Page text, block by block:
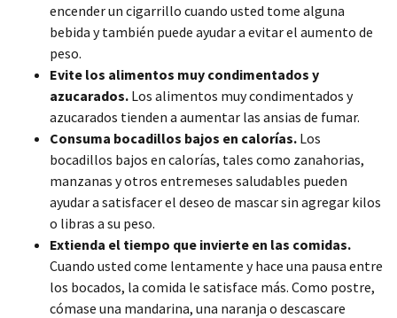
encender un cigarrillo cuando usted tome alguna
bebida y también puede ayudar a evitar el aumento de
peso.
Evite los alimentos muy condimentados y
azucarados. Los alimentos muy condimentados y
azucarados tienden a aumentar las ansias de fumar.
Consuma bocadillos bajos en calorías. Los
bocadillos bajos en calorías, tales como zanahorias,
manzanas y otros entremeses saludables pueden
ayudar a satisfacer el deseo de mascar sin agregar kilos
o libras a su peso.
Extienda el tiempo que invierte en las comidas.
Cuando usted come lentamente y hace una pausa entre
los bocados, la comida le satisface más. Como postre,
cómase una mandarina, una naranja o descascare